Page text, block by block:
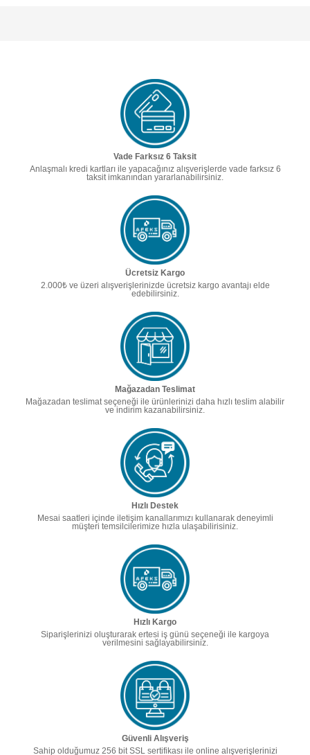
Vade Farksız 6 Taksit
Anlaşmalı kredi kartları ile yapacağınız alışverişlerde vade farksız 6
taksit imkanından yararlanabilirsiniz.
Ücretsiz Kargo
2.000₺ ve üzeri alışverişlerinizde ücretsiz kargo avantajı elde
edebilirsiniz.
Mağazadan Teslimat
Mağazadan teslimat seçeneği ile ürünlerinizi daha hızlı teslim alabilir
ve indirim kazanabilirsiniz.
Hızlı Destek
Mesai saatleri içinde iletişim kanallarımızı kullanarak deneyimli
müşteri temsilcilerimize hızla ulaşabilirisiniz.
Hızlı Kargo
Siparişlerinizi oluşturarak ertesi iş günü seçeneği ile kargoya
verilmesini sağlayabilirsiniz.
Güvenli Alışveriş
Sahip olduğumuz 256 bit SSL sertifikası ile online alışverişlerinizi